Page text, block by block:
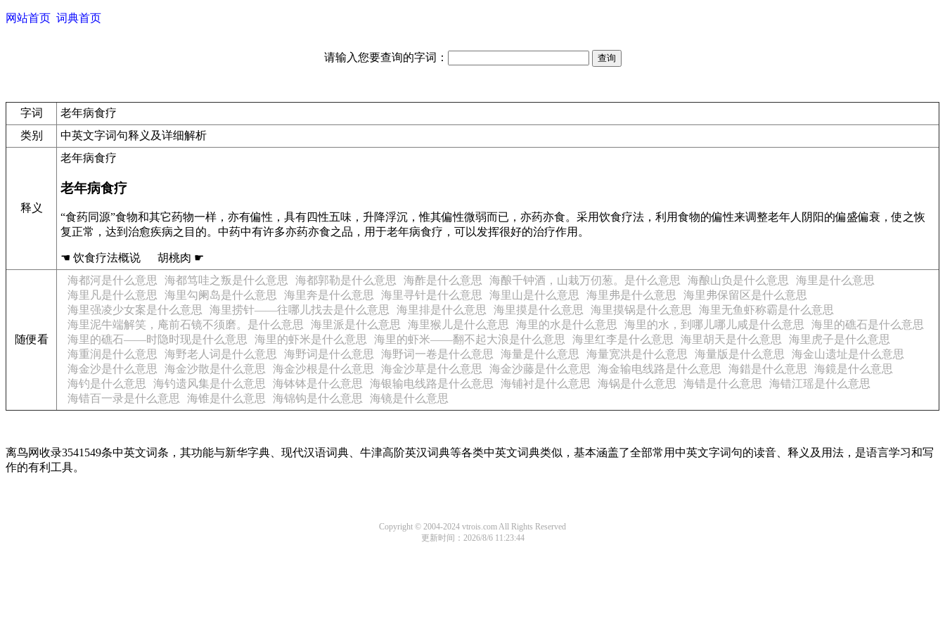
网站首页 词典首页
请输入您要查询的字词：
字词
老年病食疗
类别
中英文字词句释义及详细解析
释义
老年病食疗
老年病食疗
“食药同源”食物和其它药物一样，亦有偏性，具有四性五味，升降浮沉，惟其偏性微弱而已，亦药亦食。采用饮食疗法，利用食物的偏性来调整老年人阴阳的偏盛偏衰，使之恢
复正常，达到治愈疾病之目的。中药中有许多亦药亦食之品，用于老年病食疗，可以发挥很好的治疗作用。
☚ 饮食疗法概说 胡桃肉 ☛
随便看
海都河是什么意思 海都笃哇之叛是什么意思 海都郭勒是什么意思 海酢是什么意思 海酿千钟酒，山栽万仞葱。是什么意思 海酿山负是什么意思
海里是什么意思
海里凡是什么意思
海里勾阑岛是什么意思 海里奔是什么意思 海里寻针是什么意思 海里山是什么意思 海里弗是什么意思
海里弗保留区是什么意思
海里强凌少女案是什么意思
海里捞针——往哪儿找去是什么意思 海里排是什么意思 海里摸是什么意思 海里摸锅是什么意思
海里无鱼虾称霸是什么意思
海里泥牛端解笑，庵前石镜不须磨。是什么意思
海里派是什么意思 海里猴儿是什么意思 海里的水是什么意思 海里的水，到哪儿哪儿咸是什么意思
海里的礁石是什么意思
海里的礁石——时隐时现是什么意思
海里的虾米是什么意思 海里的虾米——翻不起大浪是什么意思 海里红李是什么意思 海里胡天是什么意思
海里虎子是什么意思
海重润是什么意思
海野老人词是什么意思 海野词是什么意思 海野词一卷是什么意思 海量是什么意思 海量宽洪是什么意思 海量版是什么意思
海金山遗址是什么意思
海金沙是什么意思
海金沙散是什么意思 海金沙根是什么意思 海金沙草是什么意思 海金沙藤是什么意思 海金输电线路是什么意思 海錯是什么意思
海鏡是什么意思
海钓是什么意思
海钓遗风集是什么意思 海钵钵是什么意思 海银输电线路是什么意思 海铺衬是什么意思 海锅是什么意思 海错是什么意思
海错江瑶是什么意思
海错百一录是什么意思
海锥是什么意思 海锦钩是什么意思 海镜是什么意思
离鸟网收录3541549条中英文词条，其功能与新华字典、现代汉语词典、牛津高阶英汉词典等各类中英文词典类似，基本涵盖了全部常用中英文字词句的读音、释义及用法，是语言学习和写
作的有利工具。
Copyright © 2004-2024 vtrois.com All Rights Reserved
更新时间：2026/8/6 11:23:44